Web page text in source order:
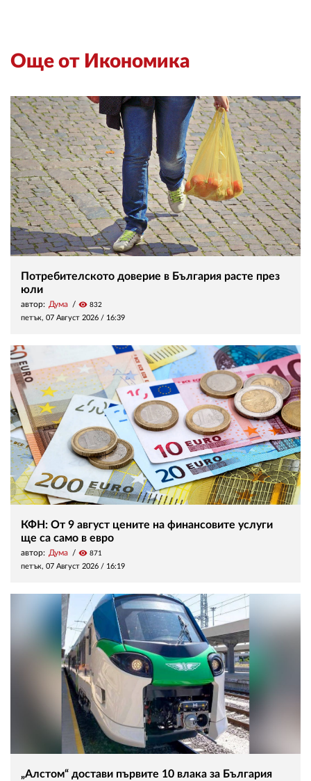
Още от Икономика
Потребителското доверие в България расте през
юли
автор: Дума visibility 832
петък, 07 Август 2026 / 16:39
КФН: От 9 август цените на финансовите услуги
ще са само в евро
автор: Дума visibility 871
петък, 07 Август 2026 / 16:19
„Алстом“ достави първите 10 влака за България